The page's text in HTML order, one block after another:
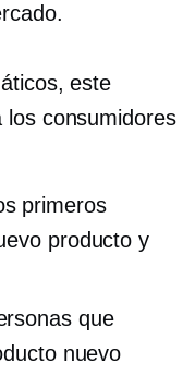
este
los consumidores
primeros
producto y
que
nuevo